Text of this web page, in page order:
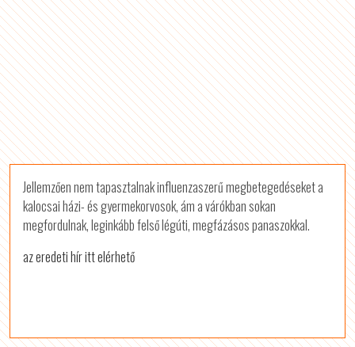
Jellemzően nem tapasztalnak influenzaszerű megbetegedéseket a
kalocsai házi- és gyermekorvosok, ám a várókban sokan
megfordulnak, leginkább felső légúti, megfázásos panaszokkal.
az eredeti hír itt elérhető